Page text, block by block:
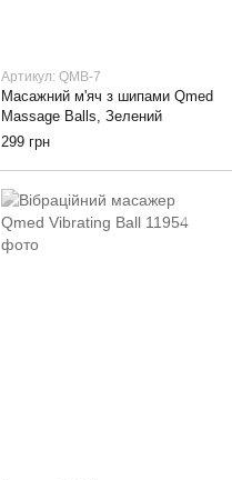
Артикул: QMB-7
Масажний м'яч з шипами Qmed
Massage Balls, Зелений
299 грн